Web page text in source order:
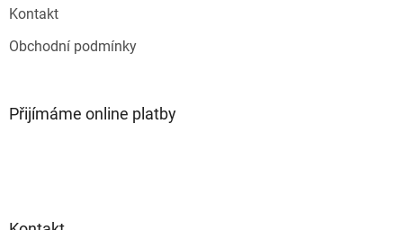
Kontakt
Obchodní podmínky
Přijímáme online platby